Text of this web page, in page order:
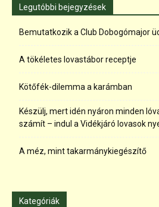
Legutóbbi bejegyzések
Bemutatkozik a Club Dobogómajor
A tökéletes lovastábor receptje
Kötőfék-dilemma a karámban
Készülj, mert idén nyáron minden
számít – indul a Vidékjáró lovasok
A méz, mint takarmánykiegészítő
Kategóriák